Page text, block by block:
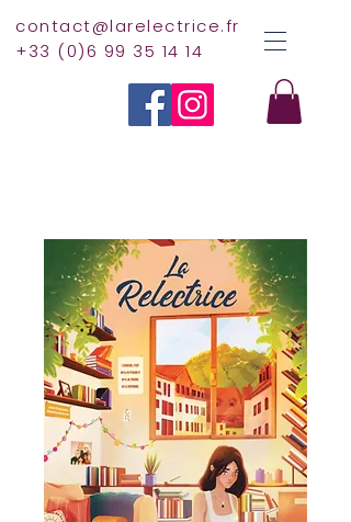
contact@larelectrice.fr
+33 (0)6 99 35 14 14